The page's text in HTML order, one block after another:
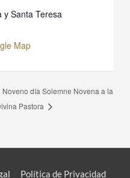
y Santa Teresa
Map
Noveno día Solemne Novena a la
Pastora
Política de Privacidad